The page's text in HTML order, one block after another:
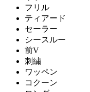
フリル
ティアード
セーラー
シースルー
前V
刺繍
ワッペン
コクーン